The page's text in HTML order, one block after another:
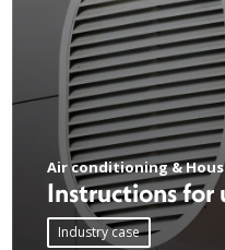
Air conditioning &
Instructions for
Industry case